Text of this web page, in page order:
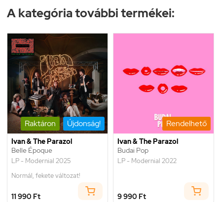
A kategória további termékei:
Raktáron Újdonság!
Ivan & The Parazol
Belle Époque
LP - Modernial 2025
Normál, fekete változat!
11 990 Ft
Rendelhető
Ivan & The Parazol
Budai Pop
LP - Modernial 2022
9 990 Ft